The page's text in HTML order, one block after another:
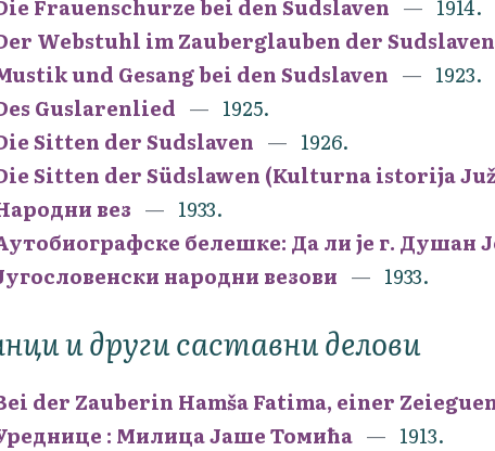
Frauenschurze bei den Sudslaven
1914.
Webstuhl im Zauberglauben der Sudslaven
und Gesang bei den Sudslaven
1923.
Guslarenlied
1925.
Sitten der Sudslaven
1926.
Sitten der Südslawen (Kulturna istorija
вез
1933.
белешке: Да ли је г. Душан
народни везови
1933.
и други саставни делови
der Zauberin Hamša Fatima, einer
: Милица Јаше Томића
1913.